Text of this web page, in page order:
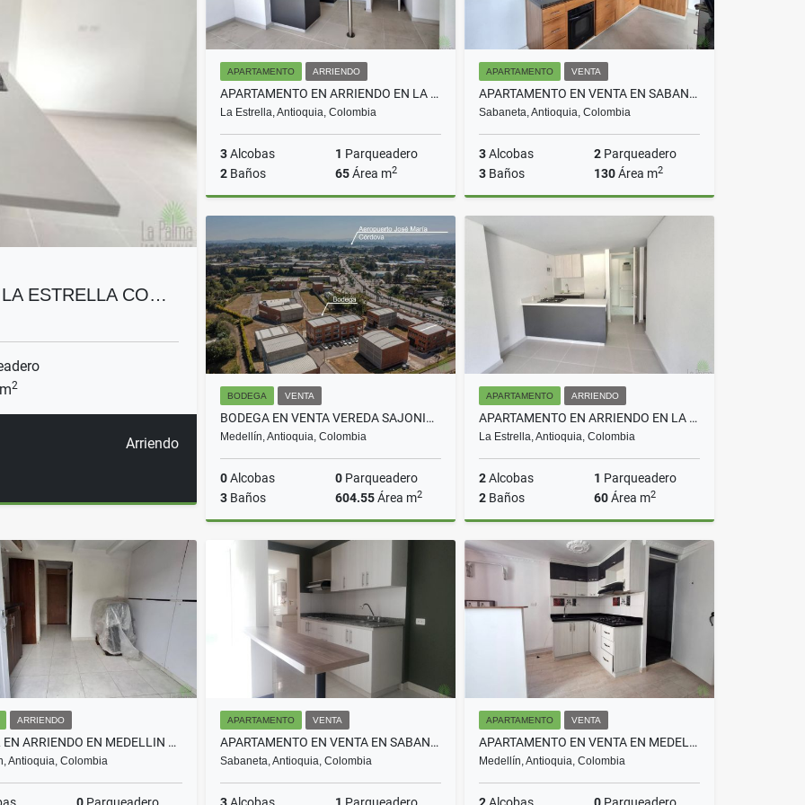
ESTRELLA CO…
2
Arriendo
APARTAMENTO ARRIENDO
APARTAMENTO EN ARRIENDO EN LA ESTRELLA COD 10725
La Estrella, Antioquia, Colombia
3Alcobas 1 Parqueadero
2 Baños 65Área m2
$2.800.000
APARTAMENTO VENTA
APARTAMENTO EN VENTA EN SABANETA COD 10590
Sabaneta, Antioquia, Colombia
3Alcobas 2 Parqueadero
3 Baños 130Área m2
Venta
$895.000.000
BODEGA VENTA
BODEGA EN VENTA VEREDA SAJONIA RIONEGRO COD 8831
Medellín, Antioquia, Colombia
0Alcobas 0 Parqueadero
3 Baños 604.55Área m2
APARTAMENTO ARRIENDO
APARTAMENTO EN ARRIENDO EN LA ESTRELLA COD 10727
La Estrella, Antioquia, Colombia
2Alcobas 1 Parqueadero
2 Baños 60Área m2
Arriendo
$2.600.000
ARRIENDO
LOCAL EN ARRIENDO EN MEDELLIN COD 10532
Antioquia, Colombia
APARTAMENTO VENTA
APARTAMENTO EN VENTA EN SABANETA COD 6850
Sabaneta, Antioquia, Colombia
APARTAMENTO VENTA
APARTAMENTO EN VENTA EN MEDELLIN COD 10681
Medellín, Antioquia, Colombia